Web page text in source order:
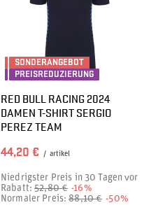
SONDERANGEBOT
PREISREDUZIERUNG
RED BULL RACING 2024
DAMEN T-SHIRT SERGIO
PEREZ TEAM
44,20 € / artikel
Niedrigster Preis in 30 Tagen vor
Rabatt:52,80 € -16%
Normaler Preis:88,10 € -50%